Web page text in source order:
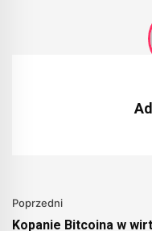
Poprzedni
Kopanie Bitcoina w